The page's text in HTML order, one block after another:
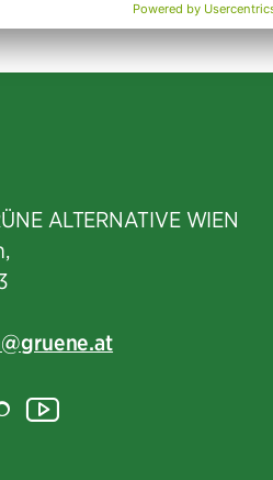
ALTERNATIVE WIEN
gruene.at
FlickrYouTube